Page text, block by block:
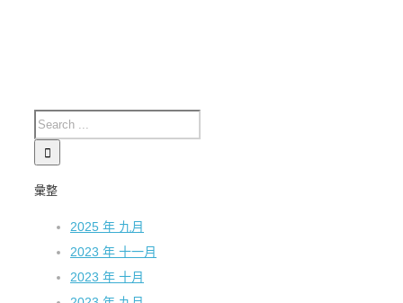
彙整
2025 年 九月
2023 年 十一月
2023 年 十月